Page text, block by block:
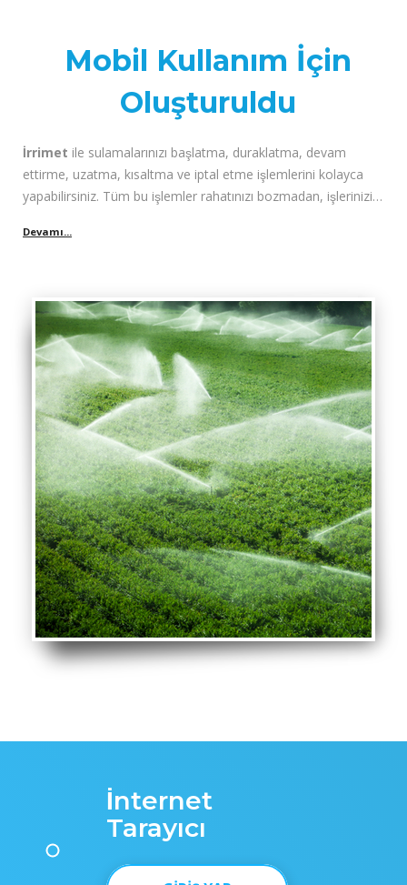
Mobil Kullanım İçin
Oluşturuldu
İrrimet ile sulamalarınızı başlatma, duraklatma, devam
ettirme, uzatma, kısaltma ve iptal etme işlemlerini kolayca
yapabilirsiniz. Tüm bu işlemler rahatınızı bozmadan, işlerinizi
çalışmalarınıza ara vermeniz gerekmez.
tanımlanabilir. Kullanıcılar, hesabına bağlı kartları ile aynı anda
ihtiyaçları olan tüm farklı sulamaları başlatabilirler. Kart kaybı
yaşamanız durumunda bakiye kaybı problemi yoktur. Yeni kart
tanımlanması kolay ve hızlıdır. Yeni kart elinize ulaşıncaya kadar
uzaktan okutma da yapabilirsiniz.
İrrimet pompa arızalarını azaltmak için kesintisiz sulama
özelliğine sahiptir. Durup tekrar başlatmanın yaratacağı
sorunlar ve masraflar en aza indirilir.
Paylaşımlı sulama, kuyu performansı takibi, elektrik ve iletişim
kesintilerinden etkilenmeme, İrrimet’in fark yaratan diğer
özellikleridir. Tüm kontrol hem cep uygulaması ve hem de
internet sitesi üzerinden elinizin altındadır. Bununla beraber
cihazların üzerindeki ekranlardan da aktif sulamaya ait tüm
bilgileri görmeniz mümkündür.
İnternet
Tarayıcı